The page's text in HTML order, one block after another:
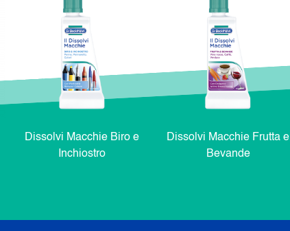
Dissolvi Macchie Biro e
Inchiostro
Dissolvi Macchie Frutta e
Bevande